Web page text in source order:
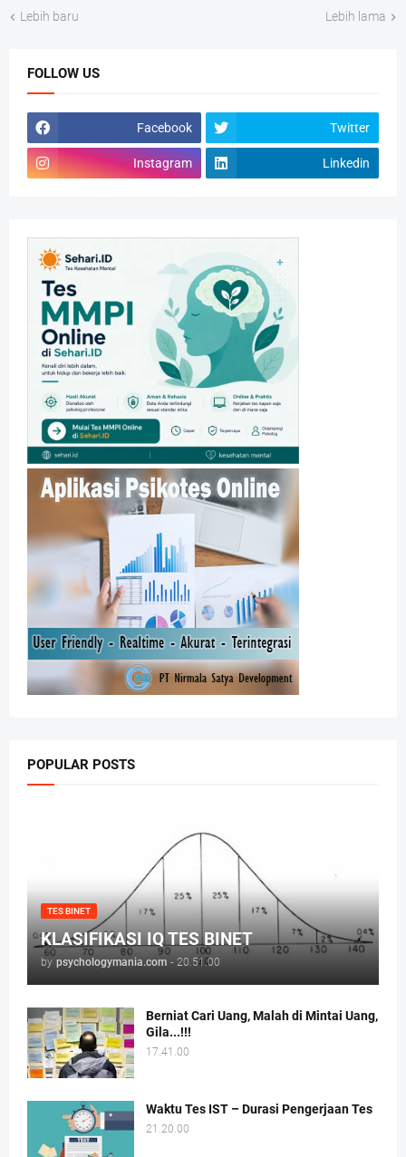
Lebih baru Lebih lama
FOLLOW US
Facebook Twitter
Instagram Linkedin
POPULAR POSTS
TES BINET
KLASIFIKASI IQ TES BINET
by psychologymania.com - 20.51.00
Berniat Cari Uang, Malah di Mintai Uang,
Gila...!!!
17.41.00
Waktu Tes IST – Durasi Pengerjaan Tes
21.20.00